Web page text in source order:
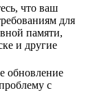
что ваш
для
памяти,
и другие
обновление
с